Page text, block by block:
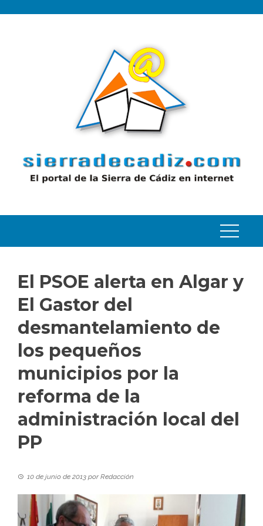
El PSOE alerta en Algar y
El Gastor del
desmantelamiento de
los pequeños
municipios por la
reforma de la
administración local del
PP
10 de junio de 2013 porRedacción